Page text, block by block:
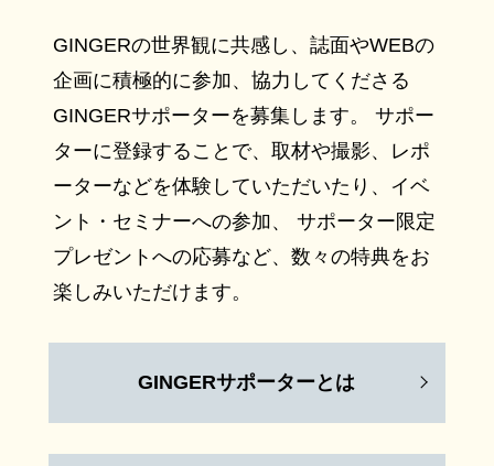
GINGERの世界観に共感し、誌面やWEBの
企画に積極的に参加、協力してくださる
GINGERサポーターを募集します。 サポー
ターに登録することで、取材や撮影、レポ
ーターなどを体験していただいたり、イベ
ント・セミナーへの参加、 サポーター限定
プレゼントへの応募など、数々の特典をお
楽しみいただけます。
GINGERサポーターとは